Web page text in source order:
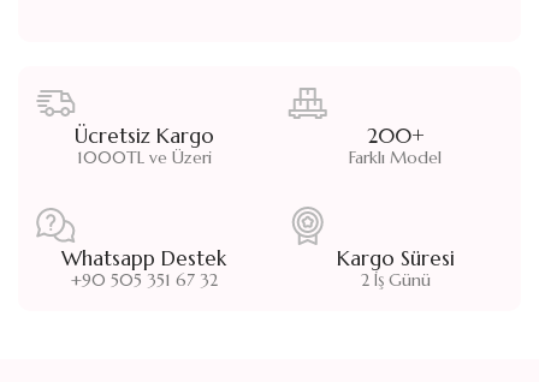
Ücretsiz Kargo
1000TL ve Üzeri
200+
Farklı Model
Whatsapp Destek
+90 505 351 67 32
Kargo Süresi
2 İş Günü